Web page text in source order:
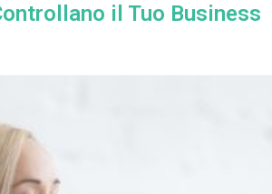
il Tuo Business